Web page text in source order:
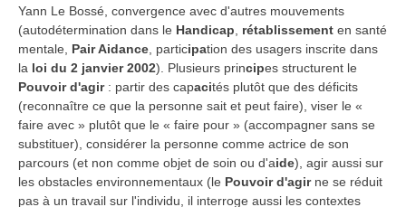
Yann Le Bossé, convergence avec d'autres mouvements
(autodétermination dans le Handicap rétablissement en santé
mentale, Pair Aidance , participation des usagers inscrite dans
la loi du 2 janvier 2002). Plusieurs principes structurent le
Pouvoir d'agir: partir des capacités plutôt que des déficits
(reconnaître ce que la personne sait et peut faire), viser le «
faire avec » plutôt que le « faire pour » (accompagner sans se
substituer), considérer la personne comme actrice de son
parcours (et non comme objet de soin ou d'aide), agir aussi sur
les obstacles environnementaux (le Pouvoir d'agirne se réduit
pas à un travail sur l'individu, il interroge aussi les contextes